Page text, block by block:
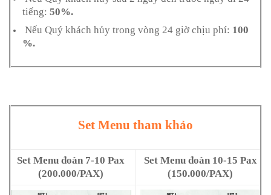
tiếng: 50%.
Nếu Quý khách hủy trong vòng 24 giờ chịu phí: 100
%.
Set Menu tham khảo
Set Menu đoàn 7-10 Pax
(200.000/PAX)
Set Menu đoàn 10-15 Pax
(150.000/PAX)